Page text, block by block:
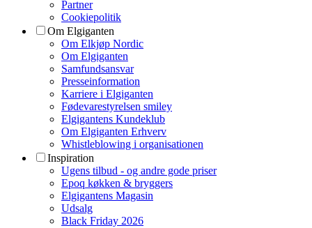
Partner
Cookiepolitik
Om Elgiganten
Om Elkjøp Nordic
Om Elgiganten
Samfundsansvar
Presseinformation
Karriere i Elgiganten
Fødevarestyrelsen smiley
Elgigantens Kundeklub
Om Elgiganten Erhverv
Whistleblowing i organisationen
Inspiration
Ugens tilbud - og andre gode priser
Epoq køkken & bryggers
Elgigantens Magasin
Udsalg
Black Friday 2026